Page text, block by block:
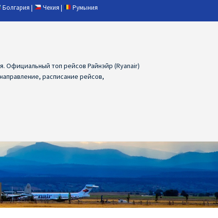
Болгария | Чехия | Румыния
Официальный топ рейсов Райнэйр (Ryanair)
расписание рейсов,
Ryanair дешевые авиабилеты
из ЛаппеенрантыRyanair из Лондона
ОСТРАВА, ПАРДУБИЦЕ, БРНО